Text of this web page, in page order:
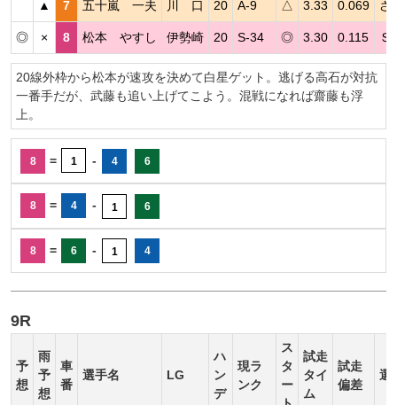
▲ 7 五十嵐 一夫 川 口 20 A-9 △ 3.33 0.069 さ
◎ × 8 松本 やすし 伊勢崎 20 S-34 ◎ 3.30 0.115 Ｓ
20線外枠から松本が速攻を決めて白星ゲット。逃げる高石が対抗
一番手だが、武藤も追い上げてこよう。混戦になれば齋藤も浮
上。
8 = 1 - 4 6
8 = 4 - 1 6
8 = 6 - 1 4
9R
予
想
雨
予
想
車
番
選手名 LG
ハ
ン
デ
現ラ
ンク
ス
タ
ー
試走
タイ
ム
試走
偏差
選